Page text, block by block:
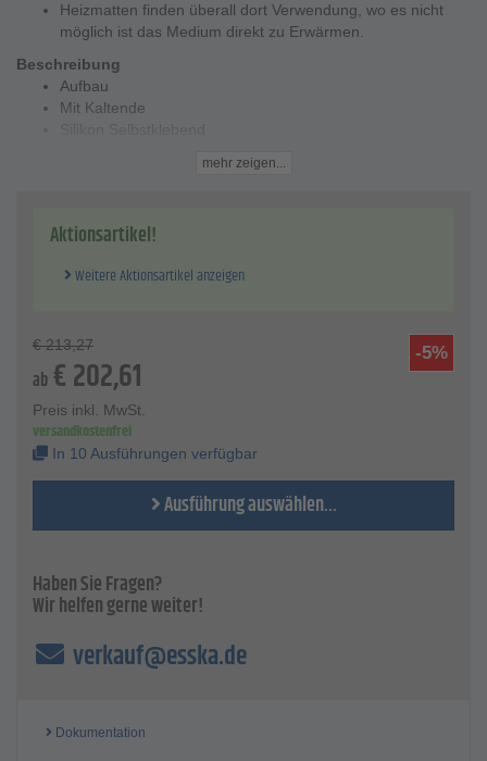
Heizmatten finden überall dort Verwendung, wo es nicht
möglich ist das Medium direkt zu Erwärmen.
Beschreibung
Aufbau
Mit Kaltende
Kaltende
mehr zeigen...
Aktionsartikel!
Weitere Aktionsartikel anzeigen
-5%
€ 213,27
ab €202,61
Preis inkl. MwSt.
versandkostenfrei
In 10 Ausführungen verfügbar
Ausführung auswählen...
Haben Sie Fragen?
Wir helfen gerne weiter!
verkauf@esska.de
Dokumentation